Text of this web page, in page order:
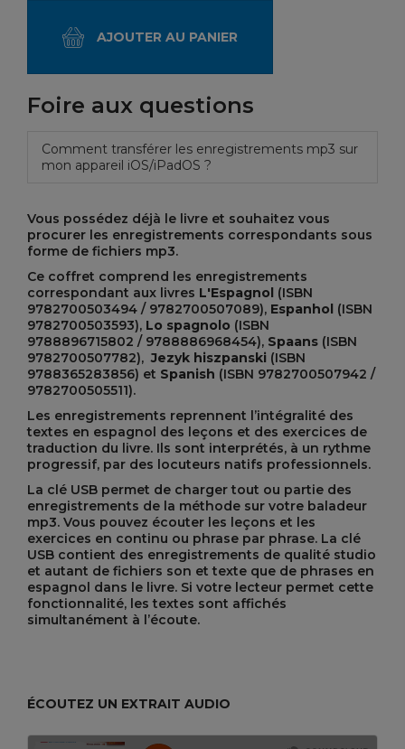
AJOUTER AU PANIER
Foire aux questions
Comment transférer les enregistrements mp3 sur
mon appareil iOS/iPadOS ?
Vous possédez déjà le livre et souhaitez vous
procurer les enregistrements correspondants sous
forme de fichiers mp3.
Ce coffret comprend les enregistrements
correspondant aux livres L'Espagnol (ISBN
9782700503494 / 9782700507089), Espanhol (ISBN
9782700503593), Lo spagnolo (ISBN
9788896715802 / 9788886968454), Spaans (ISBN
9782700507782),Jezyk hiszpanski (ISBN
9788365283856) et Spanish (ISBN 9782700507942 /
9782700505511).
Les enregistrements reprennent l’intégralité des
textes en espagnol des leçons et des exercices de
traduction du livre. Ils sont interprétés, à un rythme
progressif, par des locuteurs natifs professionnels.
La clé USB permet de charger tout ou partie des
enregistrements de la méthode sur votre baladeur
mp3. Vous pouvez écouter les leçons et les
exercices en continu ou phrase par phrase. La clé
USB contient des enregistrements de qualité studio
et autant de fichiers son et texte que de phrases en
espagnol dans le livre. Si votre lecteur permet cette
fonctionnalité, les textes sont affichés
simultanément à l’écoute.
ÉCOUTEZ UN EXTRAIT AUDIO